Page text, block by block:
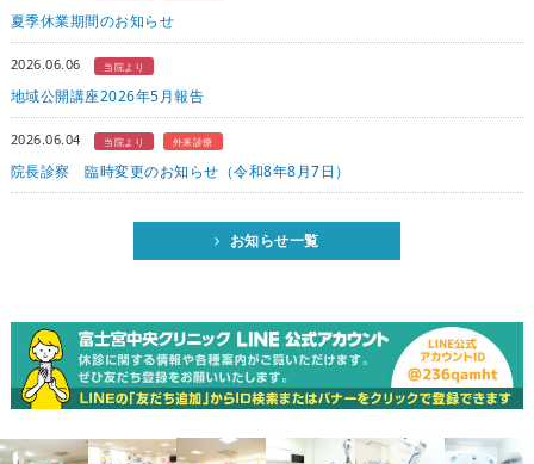
夏季休業期間のお知らせ
2026.06.06 当院より
地域公開講座2026年5月報告
2026.06.04 当院より 外来診療
院長診察 臨時変更のお知らせ（令和8年8月7日）
お知らせ一覧